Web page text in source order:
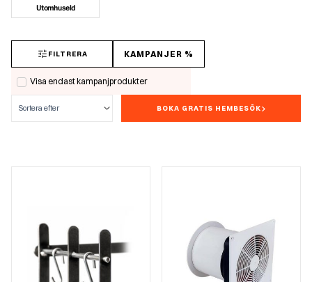
Utomhuseld
FILTRERA
Visa endast kampanjprodukter
KAMPANJER %
BOKA GRATIS HEMBESÖK